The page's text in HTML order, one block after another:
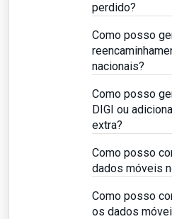
perdido?
Como posso
nacionais?
Como posso
DIGI ou
extra?
Como posso
dados móveis
Como posso
os dados